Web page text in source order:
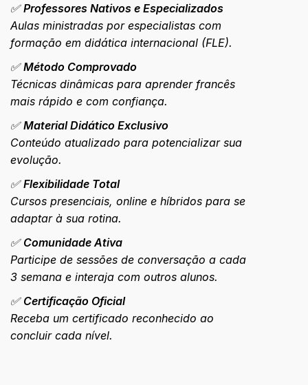
✅ Professores Nativos e Especializados
Aulas ministradas por especialistas com
formação em didática internacional (FLE).
✅ Método Comprovado
Técnicas dinâmicas para aprender francês
mais rápido e com confiança.
✅ Material Didático Exclusivo
Conteúdo atualizado para potencializar sua
evolução.
✅ Flexibilidade Total
Cursos presenciais, online e híbridos para se
adaptar à sua rotina.
✅ Comunidade Ativa
Participe de sessões de conversação a cada
3 semana e interaja com outros alunos.
✅ Certificação Oficial
Receba um certificado reconhecido ao
concluir cada nível.